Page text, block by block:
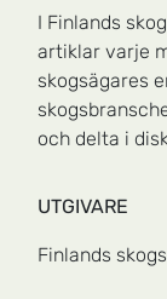
I Finlands
artiklar varje
skogsägares
och delta i
UTGIVARE
Finlands